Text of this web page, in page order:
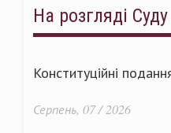
На розгляді Суду
Конституційні
Серпень, 07 / 2026